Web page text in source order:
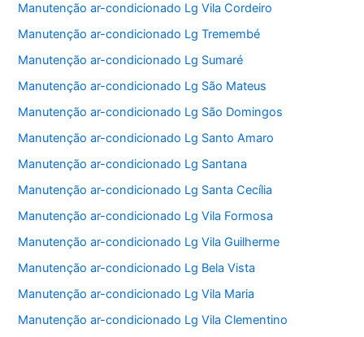
Manutenção ar-condicionado Lg Vila Cordeiro
Manutenção ar-condicionado Lg Tremembé
Manutenção ar-condicionado Lg Sumaré
Manutenção ar-condicionado Lg São Mateus
Manutenção ar-condicionado Lg São Domingos
Manutenção ar-condicionado Lg Santo Amaro
Manutenção ar-condicionado Lg Santana
Manutenção ar-condicionado Lg Santa Cecília
Manutenção ar-condicionado Lg Vila Formosa
Manutenção ar-condicionado Lg Vila Guilherme
Manutenção ar-condicionado Lg Bela Vista
Manutenção ar-condicionado Lg Vila Maria
Manutenção ar-condicionado Lg Vila Clementino